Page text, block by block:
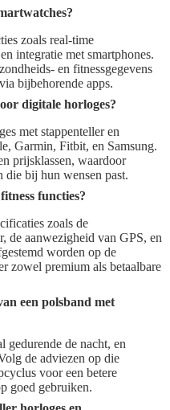
zoals real-time
integratie met smartphones.
en fitnessgegevens
bijbehorende apps.
digitale horloges?
met stappenteller en
Garmin, Fitbit, en Samsung.
prijsklassen, waardoor
die bij hun wensen past.
functies?
zoals de
de aanwezigheid van GPS, en
worden op de
zowel premium als betaalbare
een polsband met
gedurende de nacht, en
de adviezen op die
voor een betere
goed gebruiken.